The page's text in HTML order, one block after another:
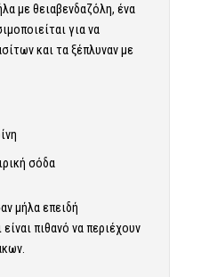
με θειαβενδαζόλη, ένα
για να
και τα ξέπλυναν με
σόδα
μήλα επειδή
πιθανό να περιέχουν